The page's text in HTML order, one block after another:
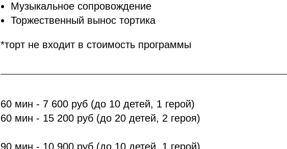
Музыкальное сопровождение
Торжественный вынос тортика
*торт не входит в стоимость программы
60 мин - 7 600 руб (до 10 детей, 1 герой)
60 мин - 15 200 руб (до 20 детей, 2 героя)
90 мин - 10 900 руб (до 10 детей, 1 герой)